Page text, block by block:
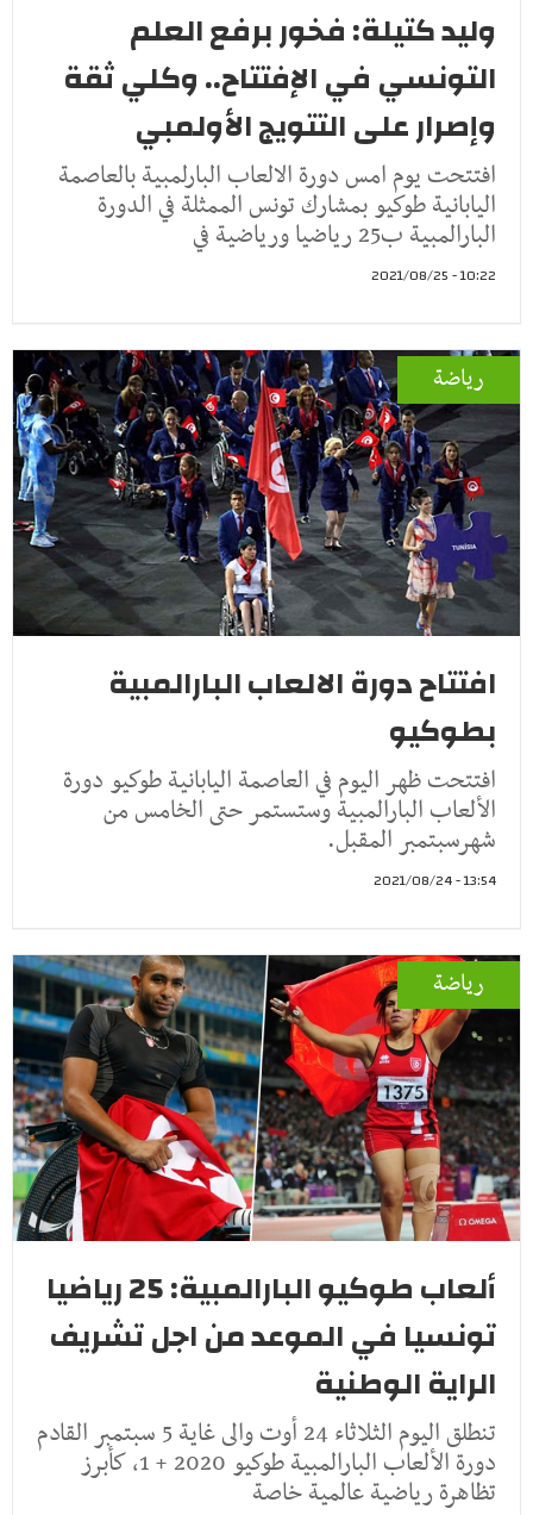
وليد كتيلة: فخور برفع العلم
التونسي في الإفتتاح.. وكلي ثقة
وإصرار على التتويج الأولمبي
افتتحت يوم امس دورة الالعاب البارلمبية بالعاصمة
اليابانية طوكيو بمشارك تونس الممثلة في الدورة
البارالمبية ب25 رياضيا ورياضية في
10:22 - 2021/08/25
رياضة
افتتاح دورة الالعاب البارالمبية
بطوكيو
افتتحت ظهر اليوم في العاصمة اليابانية طوكيو دورة
الألعاب البارالمبية وستستمر حتى الخامس من
شهرسبتمبر المقبل.
13:54 - 2021/08/24
رياضة
ألعاب طوكيو البارالمبية: 25 رياضيا
تونسيا في الموعد من اجل تشريف
الراية الوطنية
تنطلق اليوم الثلاثاء 24 أوت والى غاية 5 سبتمبر القادم
دورة الألعاب البارالمبية طوكيو 2020 + 1، كأبرز
تظاهرة رياضية عالمية خاصة